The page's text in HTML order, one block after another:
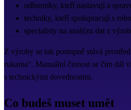
odborníky, kteří nastavují a
techniky, kteří spolupracují s
specialisty na analýzu dat z
Z výroby se tak postupně stává
rukama“. Manuální činnost se čím dál
s technickými dovednostmi.
Co budeš muset umět